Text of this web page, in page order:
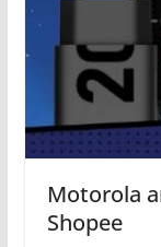
Motorola
Shopee